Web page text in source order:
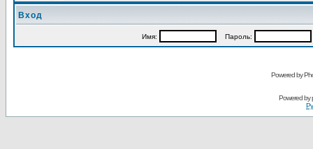
Вход
Имя: Пароль:
Powered by
Powered by